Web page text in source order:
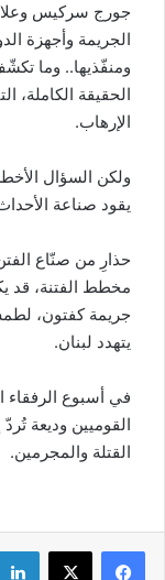
جورج سركيس
الجريمة وأجهزة
ومنفّذيها.. وما
الحقيقة
الإرهاب.
ولكن السؤال
يقود صناعة
حذارِ من صنّاع
مخطط الفتنة، قد
جريمة كفتون،
يتهدد لبنان.
في أسبوع الرفقاء
القوميين وديعة
القتلة والمجرمين.
فيسبوك